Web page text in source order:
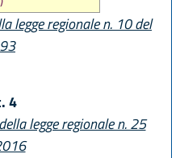
legge regionale n. 10 del
4
legge regionale n. 25